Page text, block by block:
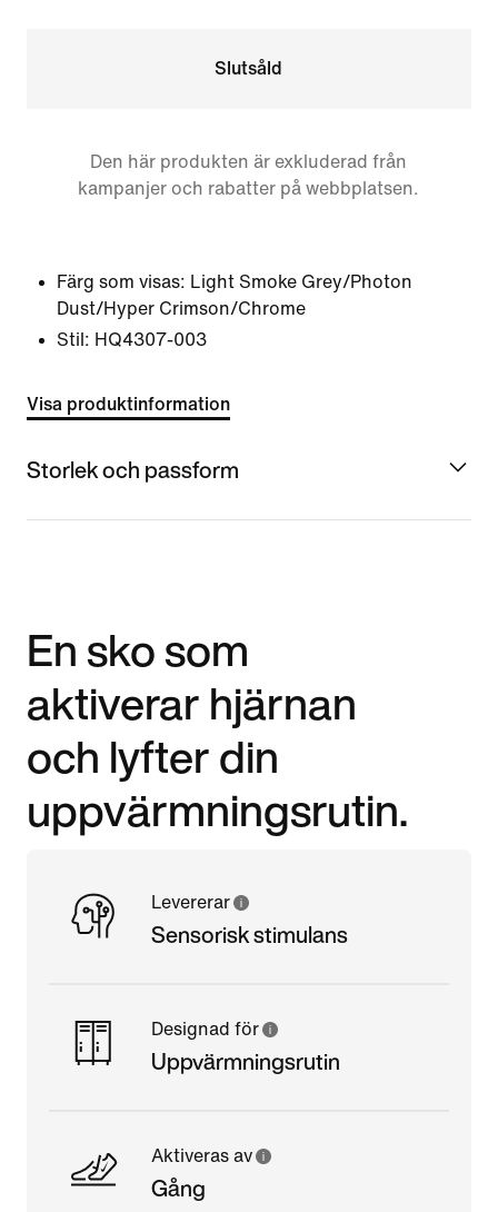
Slutsåld
Den här produkten är exkluderad från
kampanjer och rabatter på webbplatsen.
Färg som visas: Light Smoke Grey/Photon
Dust/Hyper Crimson/Chrome
Stil: HQ4307-003
Visa produktinformation
Storlek och passform
En sko som
aktiverar hjärnan
och lyfter din
uppvärmningsrutin.
Levererar
Sensorisk stimulans
Designad för
Uppvärmningsrutin
Aktiveras av
Gång